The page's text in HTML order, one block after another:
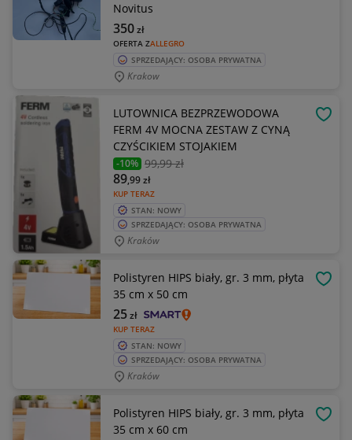
Novitus
OFERTA ZALLEGRO
350zł
SPRZEDAJĄCY: OSOBA PRYWATNA
Krakow
LUTOWNICA BEZPRZEWODOWA
FERM 4V MOCNA ZESTAW Z CYNĄ
CZYŚCIKIEM STOJAKIEM
-10% 99,99 zł
KUP TERAZ
89,99zł
STAN: NOWY
SPRZEDAJĄCY: OSOBA PRYWATNA
Kraków
Polistyren HIPS biały, gr. 3 mm, płyta
35 cm x 50 cm
KUP TERAZ
25zł
STAN: NOWY
SPRZEDAJĄCY: OSOBA PRYWATNA
Kraków
Polistyren HIPS biały, gr. 3 mm, płyta
35 cm x 60 cm